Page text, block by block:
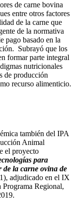
de carne bovina
entre otros factores
de la carne que
de la normativa
pago basado en la
Subrayó que los
formar parte integral
nutricionales
de producción
recurso alimenticio.
también del IPA
Animal
el proyecto
para
de la carne ovina de
adjudicado en el IX
Regional,